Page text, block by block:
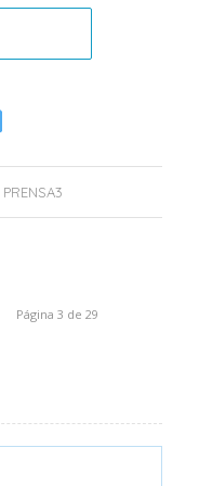
PRENSA3
Página 3 de 29